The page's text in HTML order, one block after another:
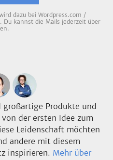
dazu bei Wordpress.com /
Du kannst die Mails jederzeit über
großartige Produkte und
der ersten Idee zum
Leidenschaft möchten
andere mit diesem
inspirieren. Mehr über